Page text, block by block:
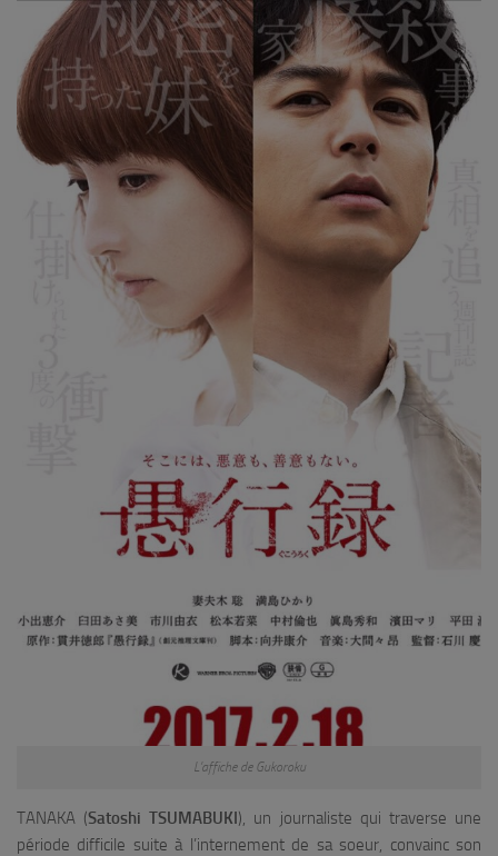
L’affiche de Gukoroku
TANAKA (Satoshi TSUMABUKI), un journaliste qui traverse une
période difficile suite à l’internement de sa soeur, convainc son